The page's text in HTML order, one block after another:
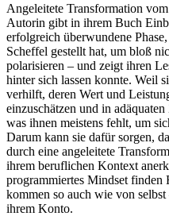
Angeleitete Transformation
Autorin gibt in ihrem Buch
erfolgreich überwundene
Scheffel gestellt hat, um bloß
polarisieren – und zeigt ihren
hinter sich lassen konnte. Weil
verhilft, deren Wert und
einzuschätzen und in
was ihnen meistens fehlt, um
Darum kann sie dafür sorgen,
durch eine angeleitete
ihrem beruflichen Kontext
programmiertes Mindset finden
kommen so auch wie von
ihrem Konto.